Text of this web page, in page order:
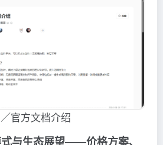
／官方文档介绍
与生态展望——价格方案、